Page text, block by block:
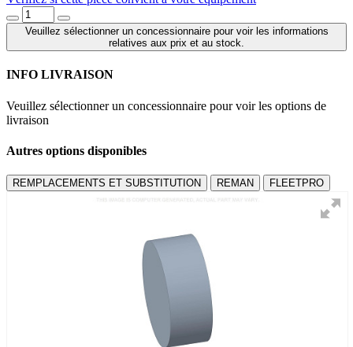
Veuillez sélectionner un concessionnaire pour voir les informations
relatives aux prix et au stock.
INFO LIVRAISON
Veuillez sélectionner un concessionnaire pour voir les options de
livraison
Autres options disponibles
REMPLACEMENTS ET SUBSTITUTION REMAN FLEETPRO